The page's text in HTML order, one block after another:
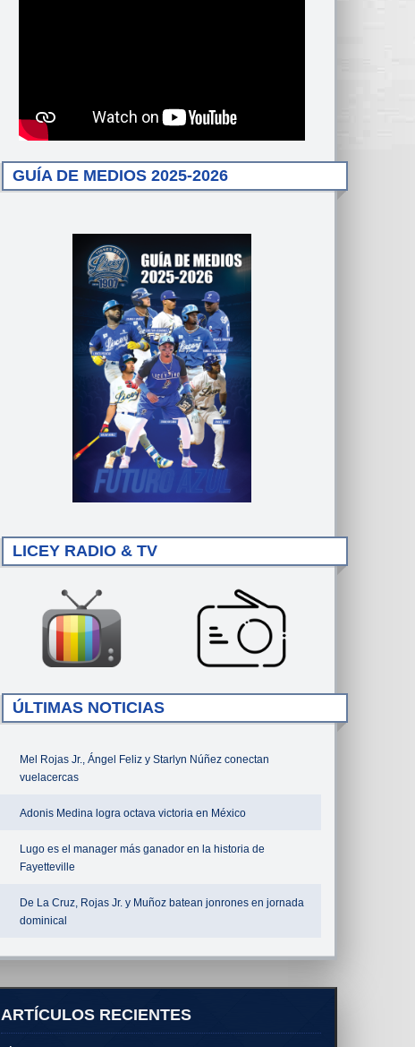
GUÍA DE MEDIOS 2025-2026
LICEY RADIO & TV
ÚLTIMAS NOTICIAS
Mel Rojas Jr., Ángel Feliz y Starlyn Núñez conectan
vuelacercas
Adonis Medina logra octava victoria en México
Lugo es el manager más ganador en la historia de
Fayetteville
De La Cruz, Rojas Jr. y Muñoz batean jonrones en jornada
dominical
ARTÍCULOS RECIENTES